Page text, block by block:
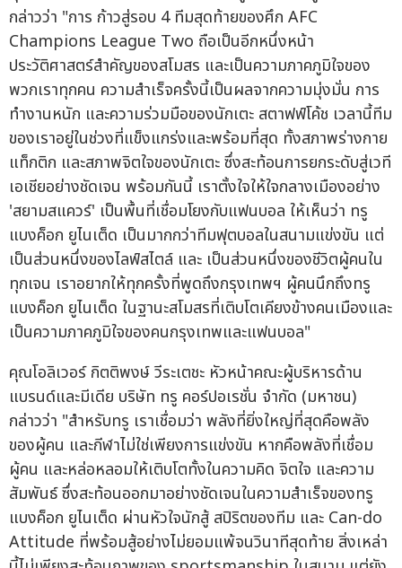
กล่าวว่า "การ ก้าวสู่รอบ 4 ทีมสุดท้ายของศึก AFC
Champions League Two ถือเป็นอีกหนึ่งหน้า
ประวัติศาสตร์สำคัญของสโมสร และเป็นความภาคภูมิใจของ
พวกเราทุกคน ความสำเร็จครั้งนี้เป็นผลจากความมุ่งมั่น การ
ทำงานหนัก และความร่วมมือของนักเตะ สตาฟฟ์โค้ช เวลานี้ทีม
ของเราอยู่ในช่วงที่แข็งแกร่งและพร้อมที่สุด ทั้งสภาพร่างกาย
แท็กติก และสภาพจิตใจของนักเตะ ซึ่งสะท้อนการยกระดับสู่เวที
เอเชียอย่างชัดเจน พร้อมกันนี้ เราตั้งใจให้ใจกลางเมืองอย่าง
'สยามสแควร์' เป็นพื้นที่เชื่อมโยงกับแฟนบอล ให้เห็นว่า ทรู
แบงค็อก ยูไนเต็ด เป็นมากกว่าทีมฟุตบอลในสนามแข่งขัน แต่
เป็นส่วนหนึ่งของไลฟ์สไตล์ และ เป็นส่วนหนึ่งของชีวิตผู้คนใน
ทุกเจน เราอยากให้ทุกครั้งที่พูดถึงกรุงเทพฯ ผู้คนนึกถึงทรู
แบงค็อก ยูไนเต็ด ในฐานะสโมสรที่เติบโตเคียงข้างคนเมืองและ
เป็นความภาคภูมิใจของคนกรุงเทพและแฟนบอล"
คุณโอลิเวอร์ กิตติพงษ์ วีระเตชะ หัวหน้าคณะผู้บริหารด้าน
แบรนด์และมีเดีย บริษัท ทรู คอร์ปอเรชั่น จำกัด (มหาชน)
กล่าวว่า "สำหรับทรู เราเชื่อมว่า พลังที่ยิ่งใหญ่ที่สุดคือพลัง
ของผู้คน และกีฬาไม่ใช่เพียงการแข่งขัน หากคือพลังที่เชื่อม
ผู้คน และหล่อหลอมให้เติบโตทั้งในความคิด จิตใจ และความ
สัมพันธ์ ซึ่งสะท้อนออกมาอย่างชัดเจนในความสำเร็จของทรู
แบงค็อก ยูไนเต็ด ผ่านหัวใจนักสู้ สปิริตของทีม และ Can-do
Attitude ที่พร้อมสู้อย่างไม่ยอมแพ้จนวินาทีสุดท้าย สิ่งเหล่า